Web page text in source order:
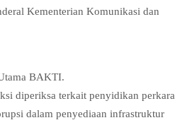
Kementerian Komunikasi dan
BAKTI.
diperiksa terkait penyidikan perkara
dalam penyediaan infrastruktur